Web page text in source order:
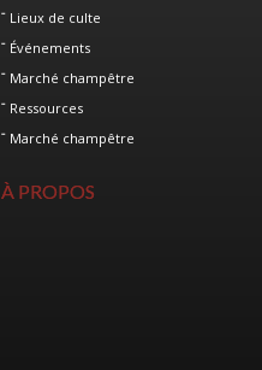
Lieux de culte
Événements
Marché champêtre
Ressources
Marché champêtre
À PROPOS